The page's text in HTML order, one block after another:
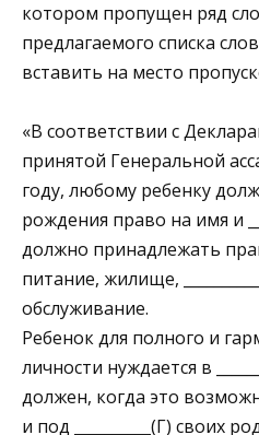
котором пропущен ряд
предлагаемого списка
вставить на место
«В соответствии с
принятой Ге­неральной
году, любому ребенку
рождения право на имя и
должно принадлежать
питание, жилище,
обслуживание.
Ребенок для полного и
личности нуждается в
должен, когда это
и под __________(Г) своих